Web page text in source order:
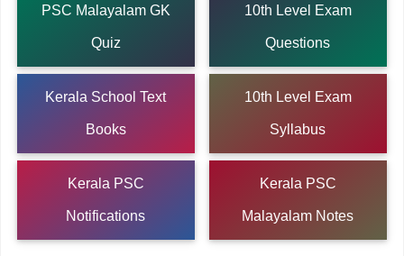
PSC Malayalam GK
Quiz
10th Level Exam
Questions
Kerala School Text
Books
10th Level Exam
Syllabus
Kerala PSC
Notifications
Kerala PSC
Malayalam Notes